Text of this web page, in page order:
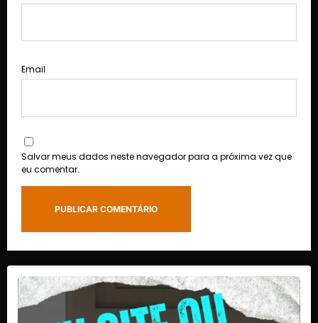
Email
Salvar meus dados neste navegador para a próxima vez que
eu comentar.